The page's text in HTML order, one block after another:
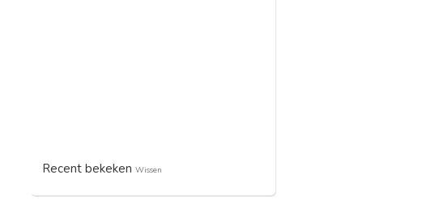
Recent bekeken Wissen